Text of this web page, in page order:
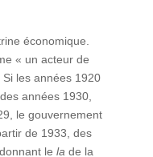
économique.
« un acteur de
Si les années 1920
années 1930,
le gouvernement
de 1933, des
le la de la